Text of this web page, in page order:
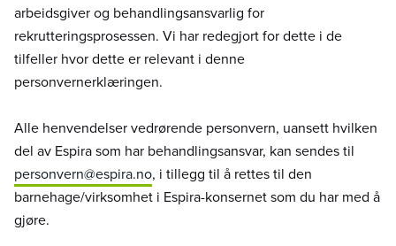
arbeidsgiver og behandlingsansvarlig for
rekrutteringsprosessen. Vi har redegjort for dette i de
tilfeller hvor dette er relevant i denne
personvernerklæringen.
Alle henvendelser vedrørende personvern, uansett hvilken
del av Espira som har behandlingsansvar, kan sendes til
personvern@espira.no, i tillegg til å rettes til den
barnehage/virksomhet i Espira-konsernet som du har med å
gjøre.